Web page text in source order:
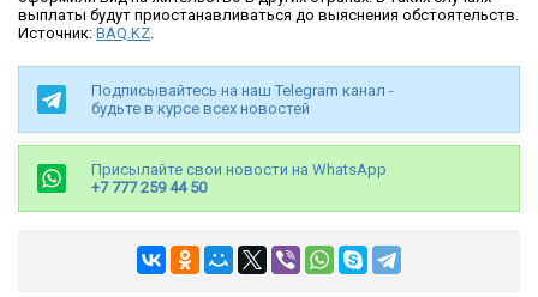
выплаты будут приостанавливаться до выяснения обстоятельств.
Источник: BAQ.KZ.
Подписывайтесь на наш Telegram канал -
будьте в курсе всех новостей
Присылайте свои новости на WhatsApp
+7 777 259 44 50